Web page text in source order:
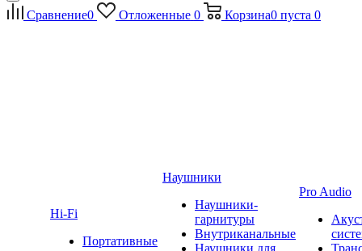
Сравнение0 Отложенные 0 Корзина0 пуста 0
Hi-Fi
Портативные
Наушники
Наушники-
гарнитуры
Внутриканальные
Наушники для
Pro Audio